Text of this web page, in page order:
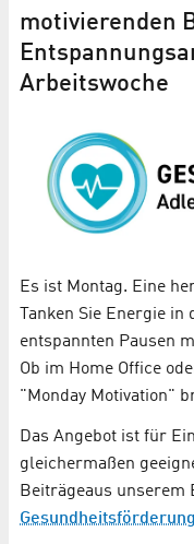
motivierenden
Arbeitswoche
Es ist Montag. Eine
Tanken Sie Energie
entspannten Pausen
Ob im Home Office
"Monday Motivation"
Das Angebot ist für
gleichermaßen
Beiträgeaus unserem